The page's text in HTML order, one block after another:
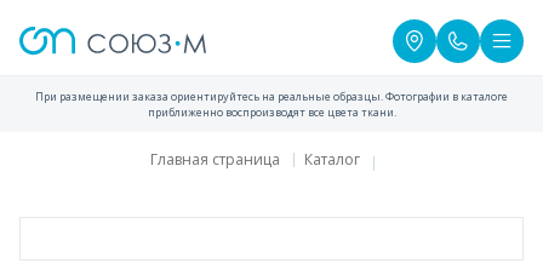
При размещении заказа ориентируйтесь на реальные образцы. Фотографии в каталоге
приближенно воспроизводят все цвета ткани.
Главная страница Каталог